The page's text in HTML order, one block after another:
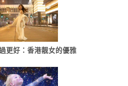
更好：香港靓女的優雅